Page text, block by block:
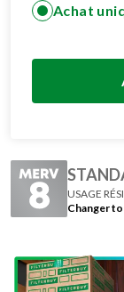
Achat
USAGE
Changer